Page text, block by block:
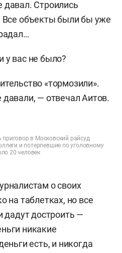
Строились
Все объекты были бы уже
у вас не было?
«тормозили».
— отвечал Аитов.
в Московский райсуд
и потерпевшие по уголовному
20 человек
о своих
на таблетках, но все
дадут достроить —
никакие
есть, и никогда